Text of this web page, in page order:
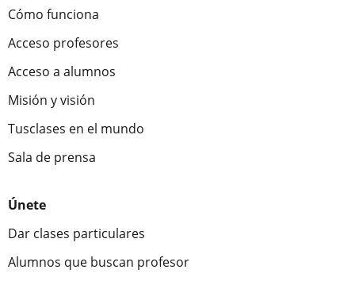
Cómo funciona
Acceso profesores
Acceso a alumnos
Misión y visión
Tusclases en el mundo
Sala de prensa
Únete
Dar clases particulares
Alumnos que buscan profesor